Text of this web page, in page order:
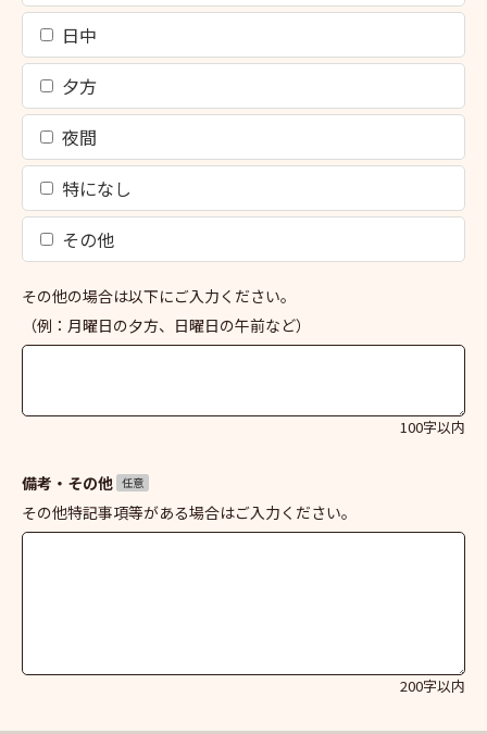
日中
夕方
夜間
特になし
その他
その他の場合は以下にご入力ください。
（例：月曜日の夕方、日曜日の午前など）
100字以内
備考・その他 任意
その他特記事項等がある場合はご入力ください。
200字以内